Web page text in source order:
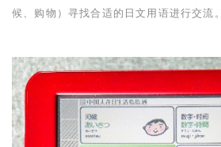
候、购物）寻找合适的日文用语进行交流。